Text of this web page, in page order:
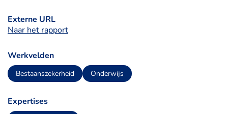
Externe URL
Naar het rapport
Werkvelden
Bestaanszekerheid Onderwijs
Expertises